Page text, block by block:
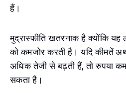
हैं।
मुद्रास्फीति खतरनाक है क्योंकि
को कमजोर करती है। यदि कीमतें
अधिक तेजी से बढ़ती हैं, तो रुपया
सकता है।